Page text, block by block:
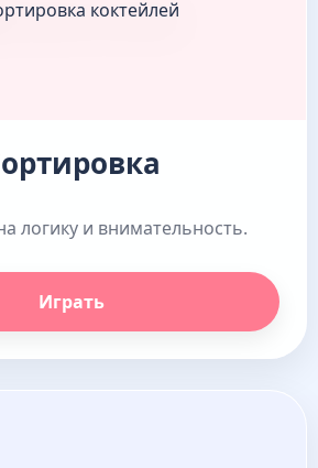
логику и внимательность.
Играть